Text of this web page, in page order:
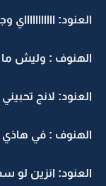
العنود:
الهنوف : وليش ما
العنود: لانج تحبيني
الهنوف : في
العنود: انزين